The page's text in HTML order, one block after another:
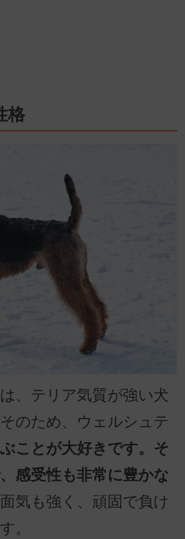
格
、テリア気質が強い犬
のため、ウェルシュテ
ことが大好きです。そ
感受性も非常に豊かな
気も強く、頑固で負け
。